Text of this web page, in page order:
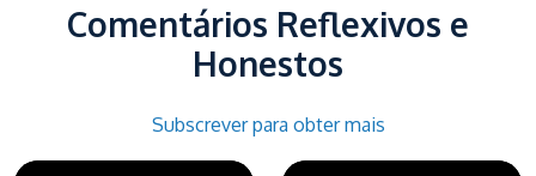
Comentários Reflexivos e
Honestos
Subscrever para obter mais